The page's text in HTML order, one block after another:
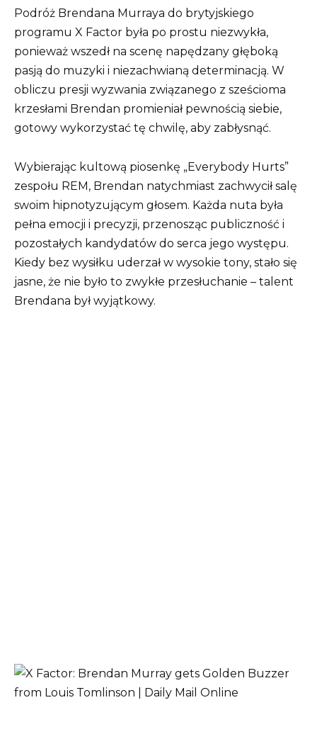
Podróż Brendana Murraya do brytyjskiego
programu X Factor była po prostu niezwykła,
ponieważ wszedł na scenę napędzany głęboką
pasją do muzyki i niezachwianą determinacją. W
obliczu presji wyzwania związanego z sześcioma
krzesłami Brendan promieniał pewnością siebie,
gotowy wykorzystać tę chwilę, aby zabłysnąć.
Wybierając kultową piosenkę „Everybody Hurts”
zespołu REM, Brendan natychmiast zachwycił salę
swoim hipnotyzującym głosem. Każda nuta była
pełna emocji i precyzji, przenosząc publiczność i
pozostałych kandydatów do serca jego występu.
Kiedy bez wysiłku uderzał w wysokie tony, stało się
jasne, że nie było to zwykłe przesłuchanie – talent
Brendana był wyjątkowy.